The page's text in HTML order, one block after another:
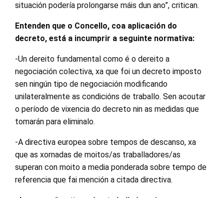
situación podería prolongarse máis dun ano”, critican.
Entenden que o Concello, coa aplicación do
decreto, está a incumprir a seguinte normativa:
-Un dereito fundamental como é o dereito a
negociación colectiva, xa que foi un decreto imposto
sen ningún tipo de negociación modificando
unilateralmente as condicións de traballo. Sen acoutar
o período de vixencia do decreto nin as medidas que
tomarán para eliminalo.
-A directiva europea sobre tempos de descanso, xa
que as xornadas de moitos/as traballadores/as
superan con moito a media ponderada sobre tempo de
referencia que fai mención a citada directiva.